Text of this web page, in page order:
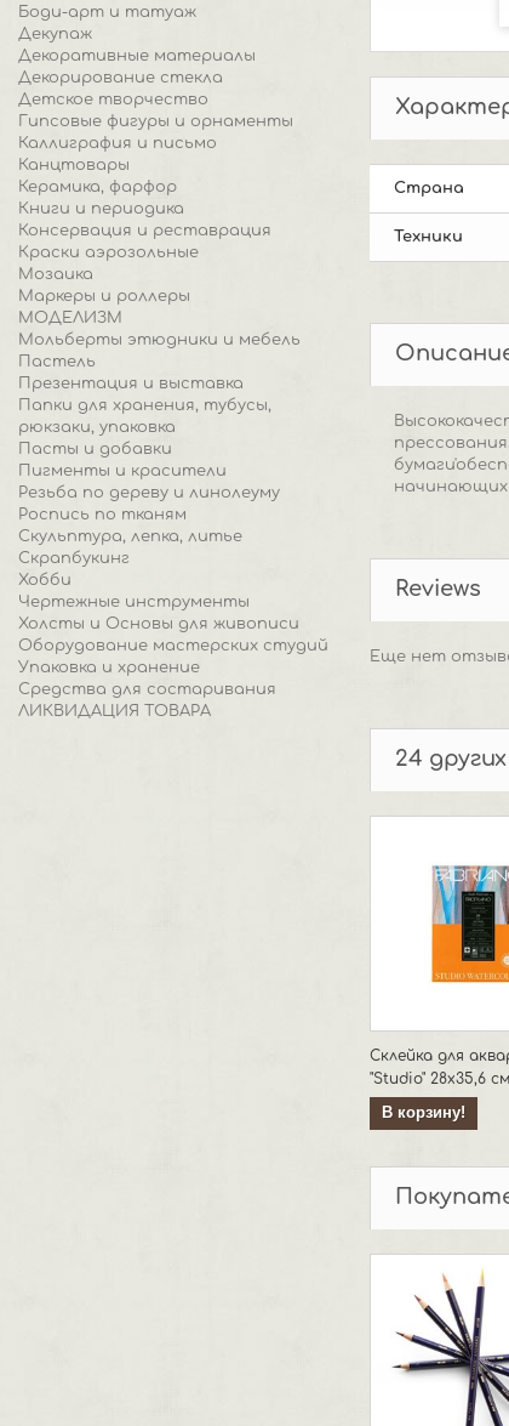
Боди-арт и татуаж
Декупаж
Декоративные материалы
Декорирование стекла
Детское творчество
Гипсовые фигуры и орнаменты
Каллиграфия и письмо
Канцтовары
Керамика, фарфор
Книги и периодика
Консервация и реставрация
Краски аэрозольные
Мозаика
Маркеры и роллеры
МОДЕЛИЗМ
Мольберты этюдники и мебель
Пастель
Презентация и выставка
Папки для хранения, тубусы,
рюкзаки, упаковка
Пасты и добавки
Пигменты и красители
Резьба по дереву и линолеуму
Роспись по тканям
Скульптура, лепка, литье
Скрапбукинг
Хобби
Чертежные инструменты
Холсты и Основы для живописи
Оборудование мастерских студий
Упаковка и хранение
Средства для состаривания
ЛИКВИДАЦИЯ ТОВАРА
Страна
Техники
начинающих
Reviews
Еще нет
24
Склейка для
"Studio" 28x35,6
В корзину!